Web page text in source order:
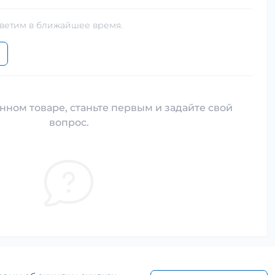
в ближайшее время.
товаре, станьте первым и задайте свой
вопрос.